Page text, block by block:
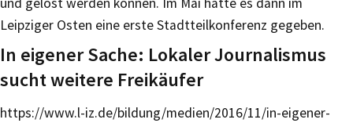
Leipziger Osten eine erste Stadtteilkonferenz gegeben.
In eigener Sache: Lokaler Journalismus
sucht weitere Freikäufer
https://www.l-iz.de/bildung/medien/2016/11/in-eigener-